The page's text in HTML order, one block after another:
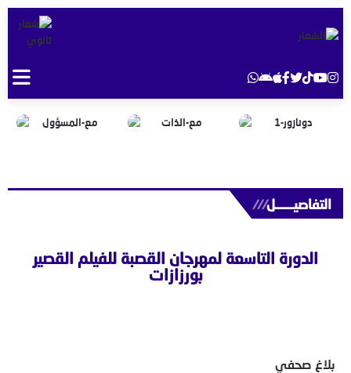
التفاصيــــــل///
الدورة التاسعة لمهرجان القصبة للفيلم القصير
بورزازات
بلاغ صحفي